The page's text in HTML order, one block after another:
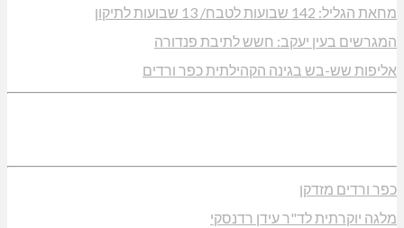
מחאת הגליל: 142 שבועות לטבח/ 13 שבועות לתיקון
המגרשים בעין יעקב: חשש לתיבת פנדורה
אליפות שש-בש בגינה הקהילתית כפר ורדים
כפר ורדים מזדקן
מלגה יוקרתית לד"ר עידן רדנסקי